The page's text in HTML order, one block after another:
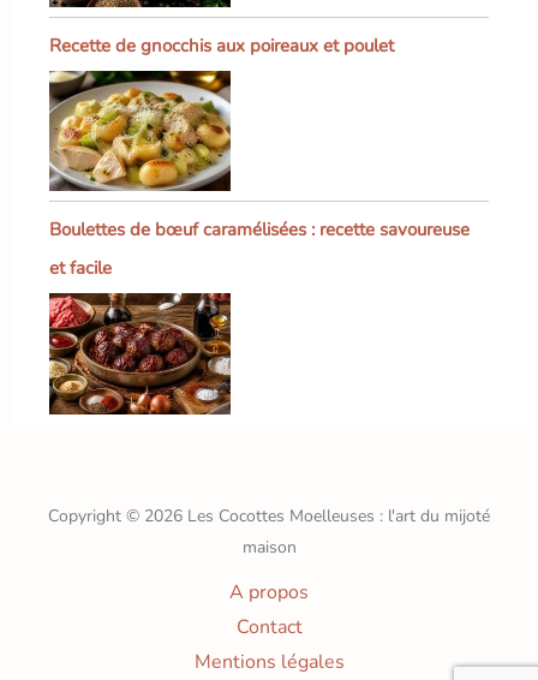
Recette de gnocchis aux poireaux et poulet
Boulettes de bœuf caramélisées : recette savoureuse
et facile
Copyright © 2026 Les Cocottes Moelleuses : l'art du mijoté
maison
A propos
Contact
Mentions légales